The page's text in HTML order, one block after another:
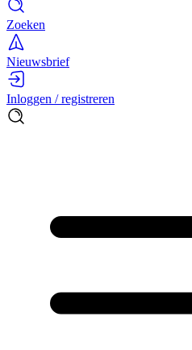
Zoeken
Nieuwsbrief
Inloggen / registreren